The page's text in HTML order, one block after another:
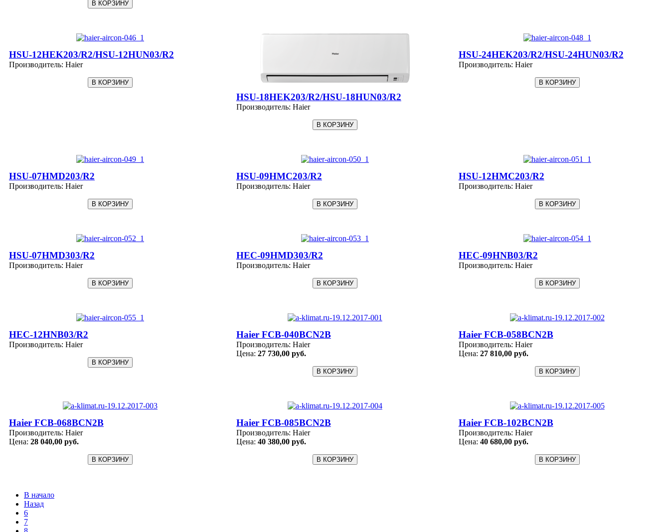
HSU-12HEK203/R2/HSU-12HUN03/R2
Производитель: Haier
HSU-18HEK203/R2/HSU-18HUN03/R2
Производитель: Haier
HSU-24HEK203/R2/HSU-24HUN03/R2
Производитель: Haier
HSU-07HMD203/R2
Производитель: Haier
HSU-09HMC203/R2
Производитель: Haier
HSU-12HMC203/R2
Производитель: Haier
HSU-07HMD303/R2
Производитель: Haier
HEC-09HMD303/R2
Производитель: Haier
HEC-09HNB03/R2
Производитель: Haier
HEC-12HNB03/R2
Производитель: Haier
Haier FCB-040BCN2B
Производитель: Haier
Цена: 27 730,00 руб.
Haier FCB-058BCN2B
Производитель: Haier
Цена: 27 810,00 руб.
Haier FCB-068BCN2B
Производитель: Haier
Цена: 28 040,00 руб.
Haier FCB-085BCN2B
Производитель: Haier
Цена: 40 380,00 руб.
Haier FCB-102BCN2B
Производитель: Haier
Цена: 40 680,00 руб.
В начало
Назад
6
7